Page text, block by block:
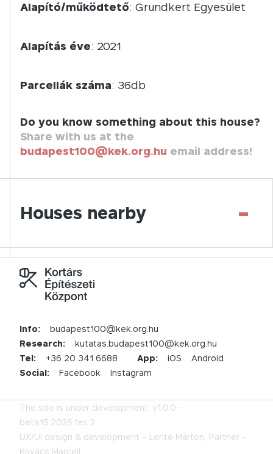
Alapító/működtető: Grundkert Egyesület
Alapítás éve: 2021
Parcellák száma: 36db
Do you know something about this house?
Share with us at the
budapest100@kek.org.hu email address!
Houses nearby -
Info:
budapest100@kek.org.hu
Research:
kutatas.budapest100@kek.org.hu
Tel:
+36 20 341 6688 App: iOS
Android
Social:
Facebook Instagram
The site is under development. v1.0.0-
beta.15.2026.fes.2
UX/UI design & development – Lente Márton, Partner –
Kovács Marcell